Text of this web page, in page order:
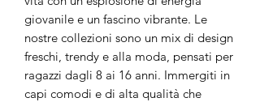
giovanile e un fascino vibrante. Le
nostre collezioni sono un mix di design
freschi, trendy e alla moda, pensati per
ragazzi dagli 8 ai 16 anni. Immergiti in
capi comodi e di alta qualità che